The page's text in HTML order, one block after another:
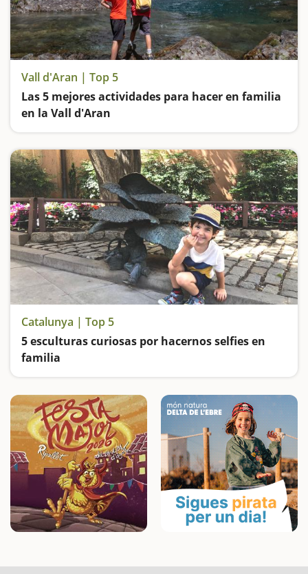
Vall d'Aran | Top 5
Las 5 mejores actividades para hacer en familia
en la Vall d'Aran
Catalunya | Top 5
5 esculturas curiosas por hacernos selfies en
familia